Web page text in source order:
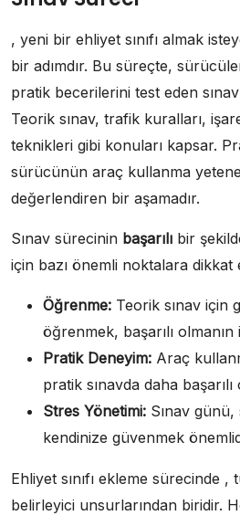
, yeni bir ehliyet sınıfı almak
bir adımdır. Bu süreçte,
pratik becerilerini test eden
Teorik sınav, trafik kuralları,
teknikleri gibi konuları kapsar.
sürücünün araç kullanma
değerlendiren bir aşamadır.
Sınav sürecinin başarılı bir
için bazı önemli noktalara dikkat
Öğrenme: Teorik sınav için
öğrenmek, başarılı olmanın
Pratik Deneyim: Araç
pratik sınavda daha başarılı
Stres Yönetimi: Sınav
kendinize güvenmek
Ehliyet sınıfı ekleme sürecinde ,
belirleyici unsurlarından biridir.